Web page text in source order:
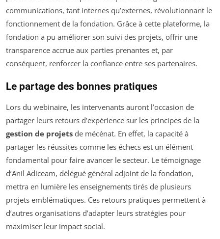
communications, tant internes qu’externes, révolutionnant le
fonctionnement de la fondation. Grâce à cette plateforme, la
fondation a pu améliorer son suivi des projets, offrir une
transparence accrue aux parties prenantes et, par
conséquent, renforcer la confiance entre ses partenaires.
Le partage des bonnes pratiques
Lors du webinaire, les intervenants auront l’occasion de
partager leurs retours d’expérience sur les principes de la
gestion de projets de mécénat. En effet, la capacité à
partager les réussites comme les échecs est un élément
fondamental pour faire avancer le secteur. Le témoignage
d’Anil Adiceam, délégué général adjoint de la fondation,
mettra en lumière les enseignements tirés de plusieurs
projets emblématiques. Ces retours pratiques permettent à
d’autres organisations d’adapter leurs stratégies pour
maximiser leur impact social.